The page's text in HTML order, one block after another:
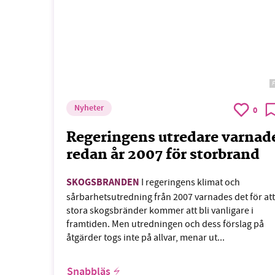
Nyheter 0
Regeringens utredare
redan år 2007 för storbrand
SKOGSBRANDEN I regeringens klimat och
sårbarhetsutredning från 2007 varnades det för att
stora skogsbränder kommer att bli vanligare i
framtiden. Men utredningen och dess förslag på
åtgärder togs inte på allvar, menar ut...